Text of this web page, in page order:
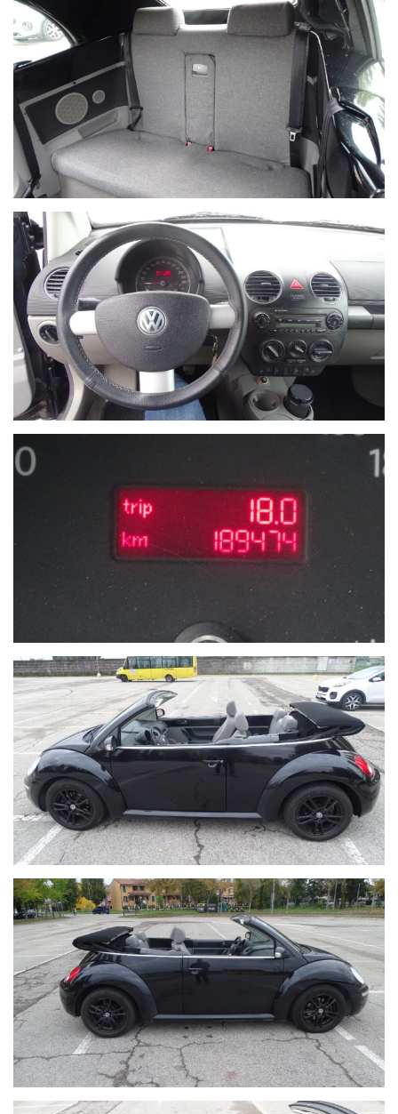
Ho letto e accetto l'informativa privacy
Acconsento al trattamento dei miei dati per finalità di
marketing
Invia
Queste informazioni non saranno condivise con terze parti